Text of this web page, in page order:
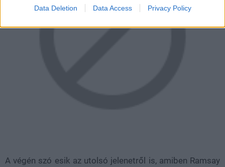
Data Deletion Data Access Privacy Policy
A végén szó esik az utolsó jelenetről is, amiben Ramsay